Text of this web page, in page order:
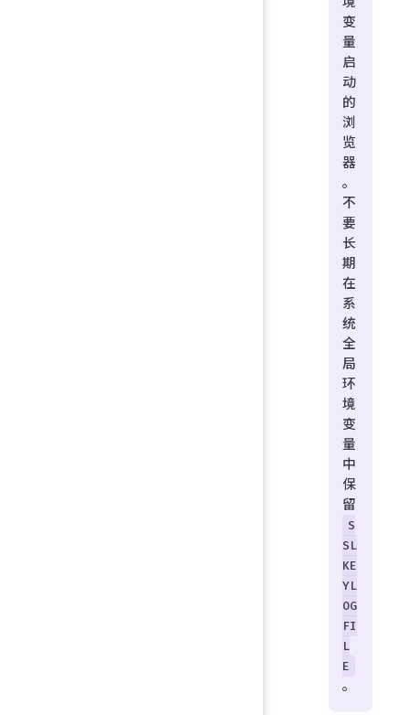
变
量
启
动
的
浏
览
器
。
不
要
长
期
在
系
统
全
局
环
境
变
量
中
保
留
S
SL
KE
YL
OG
FI
L
E
。